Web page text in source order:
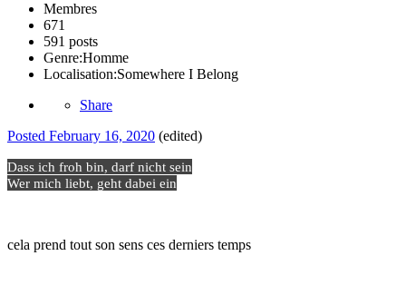
Membres
671
591 posts
Genre:Homme
Localisation:Somewhere I Belong
Share
Posted February 16, 2020 (edited)
Dass ich froh bin, darf nicht sein
Wer mich liebt, geht dabei ein
cela prend tout son sens ces derniers temps